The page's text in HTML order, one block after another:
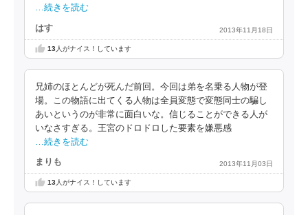
…続きを読む
はす 2013年11月18日
13人がナイス！しています
兄姉のほとんどが死んだ前回。今回は弟を名乗る人物が登
場。この物語に出てくる人物は全員変態で変態同士の騙し
あいというのが非常に面白いな。信じることができる人が
いなさすぎる。王宮のドロドロした要素を嫌悪感
…続きを読む
まりも 2013年11月03日
13人がナイス！しています